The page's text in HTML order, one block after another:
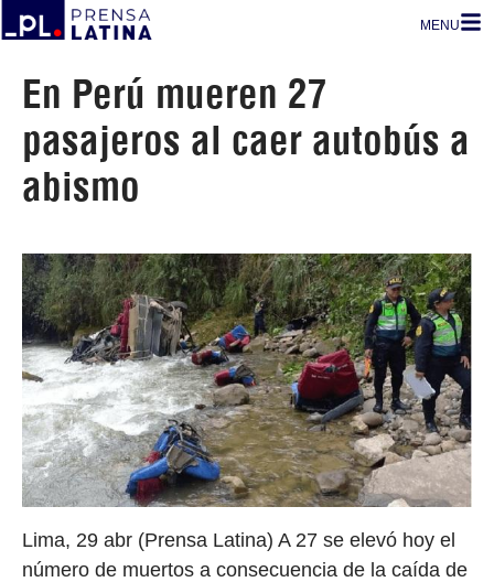
MENU
En Perú mueren 27
pasajeros al caer autobús a
abismo
Lima, 29 abr (Prensa Latina) A 27 se elevó hoy el
número de muertos a consecuencia de la caída de